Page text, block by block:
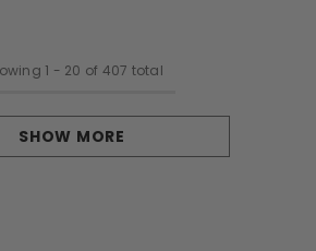
1 - 20 of 407 total
SHOW MORE